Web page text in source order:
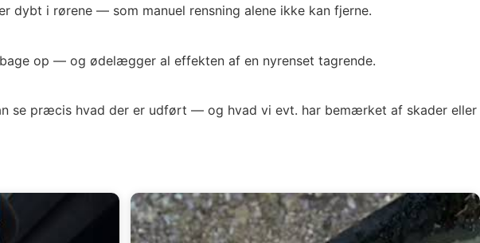
dybt i rørene — som manuel rensning alene ikke kan fjerne.
op — og ødelægger al effekten af en nyrenset tagrende.
se præcis hvad der er udført — og hvad vi evt. har bemærket af skader eller